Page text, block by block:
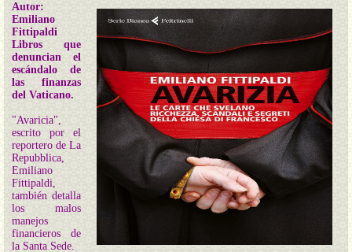
Autor:
Emiliano
Fittipaldi
Libros que
denuncian el
escándalo de
las finanzas
del Vaticano.
"Avaricia",
escrito por el
reportero de La
Repubblica,
Emiliano
Fittipaldi,
también detalla
los malos
manejos
financieros de
la Santa Sede.